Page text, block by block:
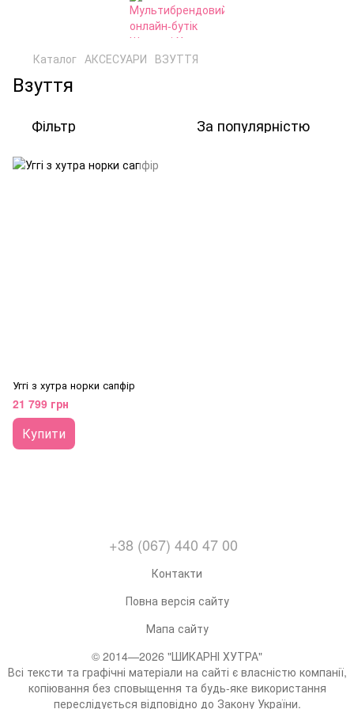
Каталог АКСЕСУАРИ ВЗУТТЯ
Взуття
Фільтр За популярністю
Уггі з хутра норки сапфір
21 799 грн
Купити
+38 (067) 440 47 00
Контакти
Повна версія сайту
Мапа сайту
© 2014—2026 "ШИКАРНІ ХУТРА"
Всі тексти та графічні матеріали на сайті є власністю компанії,
копіювання без сповыщення та будь-яке використання
переслідується відповідно до Закону України.